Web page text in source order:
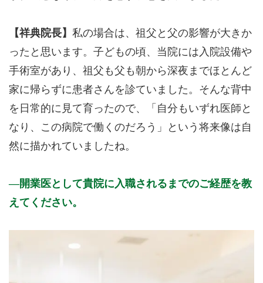
【祥典院長】 私の場合は、祖父と父の影響が大きか
ったと思います。子どもの頃、当院には入院設備や
手術室があり、祖父も父も朝から深夜までほとんど
家に帰らずに患者さんを診ていました。そんな背中
を日常的に見て育ったので、「自分もいずれ医師と
なり、この病院で働くのだろう」という将来像は自
然に描かれていましたね。
開業医として貴院に入職されるまでのご経歴を教
えてください。